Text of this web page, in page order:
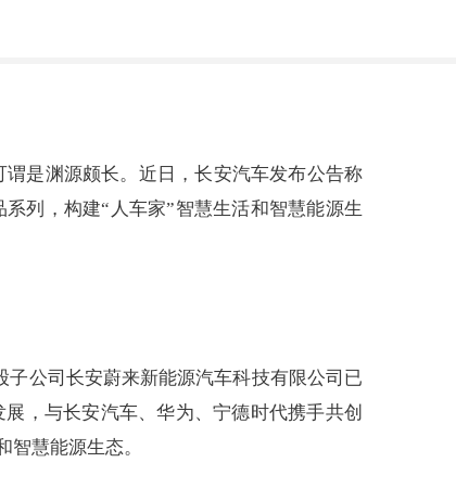
是渊源颇长。近日，长安汽车发布公告称
列，构建“人车家”智慧生活和智慧能源生
子公司长安蔚来新能源汽车科技有限公司已
，与长安汽车、华为、宁德时代携手共创
慧能源生态。